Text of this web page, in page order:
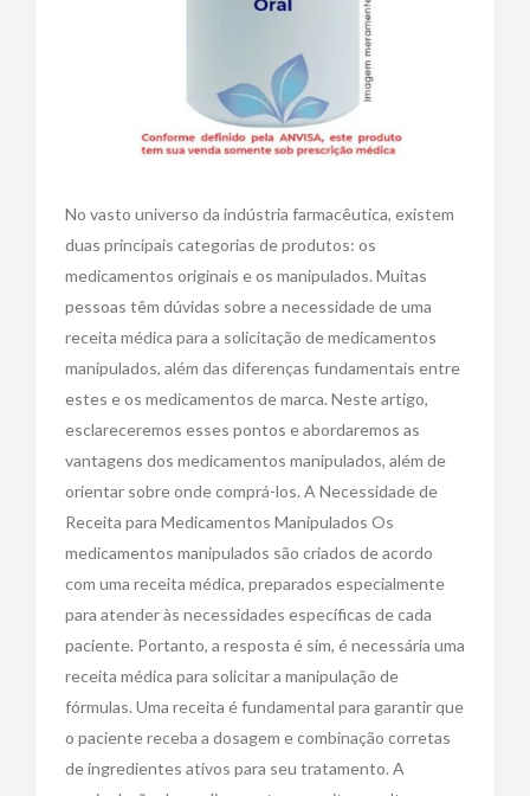
No vasto universo da indústria farmacêutica, existem
duas principais categorias de produtos: os
medicamentos originais e os manipulados. Muitas
pessoas têm dúvidas sobre a necessidade de uma
receita médica para a solicitação de medicamentos
manipulados, além das diferenças fundamentais entre
estes e os medicamentos de marca. Neste artigo,
esclareceremos esses pontos e abordaremos as
vantagens dos medicamentos manipulados, além de
orientar sobre onde comprá-los. A Necessidade de
Receita para Medicamentos Manipulados Os
medicamentos manipulados são criados de acordo
com uma receita médica, preparados especialmente
para atender às necessidades específicas de cada
paciente. Portanto, a resposta é sim, é necessária uma
receita médica para solicitar a manipulação de
fórmulas. Uma receita é fundamental para garantir que
o paciente receba a dosagem e combinação corretas
de ingredientes ativos para seu tratamento. A